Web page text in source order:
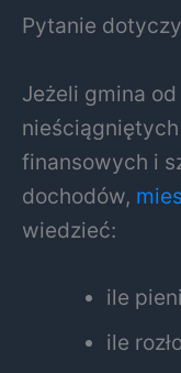
Pytanie
Jeżeli gmina
finansowych i
dochodów,
wiedzieć:
ile
ile